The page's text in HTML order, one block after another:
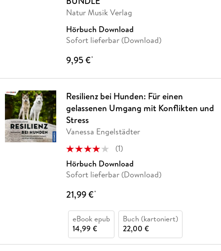
Natur Musik Verlag
Hörbuch Download
Sofort lieferbar (Download)
9,95 €*
Resilienz bei Hunden: Für einen
gelassenen Umgang mit Konflikten und
Stress
Vanessa Engelstädter
(1)
Hörbuch Download
Sofort lieferbar (Download)
21,99 €*
eBook epub
14,99 €
Buch (kartoniert)
22,00 €